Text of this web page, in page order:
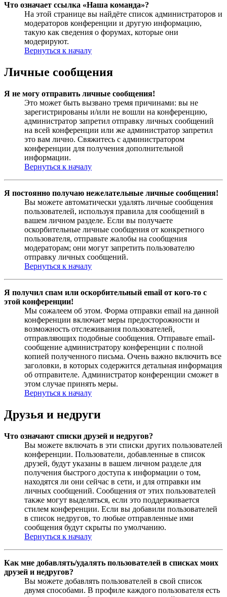
Что означает ссылка «Наша команда»?
На этой странице вы найдёте список администраторов и
модераторов конференции и другую информацию,
такую как сведения о форумах, которые они
модерируют.
Вернуться к началу
Личные сообщения
Я не могу отправить личные сообщения!
Это может быть вызвано тремя причинами: вы не
зарегистрированы и/или не вошли на конференцию,
администратор запретил отправку личных сообщений
на всей конференции или же администратор запретил
это вам лично. Свяжитесь с администратором
конференции для получения дополнительной
информации.
Вернуться к началу
Я постоянно получаю нежелательные личные сообщения!
Вы можете автоматически удалять личные сообщения
пользователей, используя правила для сообщений в
вашем личном разделе. Если вы получаете
оскорбительные личные сообщения от конкретного
пользователя, отправьте жалобы на сообщения
модераторам; они могут запретить пользователю
отправку личных сообщений.
Вернуться к началу
Я получил спам или оскорбительный email от кого-то с
этой конференции!
Мы сожалеем об этом. Форма отправки email на данной
конференции включает меры предосторожности и
возможность отслеживания пользователей,
отправляющих подобные сообщения. Отправьте email-
сообщение администратору конференции с полной
копией полученного письма. Очень важно включить все
заголовки, в которых содержится детальная информация
об отправителе. Администратор конференции сможет в
этом случае принять меры.
Вернуться к началу
Друзья и недруги
Что означают списки друзей и недругов?
Вы можете включать в эти списки других пользователей
конференции. Пользователи, добавленные в список
друзей, будут указаны в вашем личном разделе для
получения быстрого доступа к информации о том,
находятся ли они сейчас в сети, и для отправки им
личных сообщений. Сообщения от этих пользователей
также могут выделяться, если это поддерживается
стилем конференции. Если вы добавили пользователей
в список недругов, то любые отправленные ими
сообщения будут скрыты по умолчанию.
Вернуться к началу
Как мне добавлять/удалять пользователей в списках моих
друзей и недругов?
Вы можете добавлять пользователей в свой список
двумя способами. В профиле каждого пользователя есть